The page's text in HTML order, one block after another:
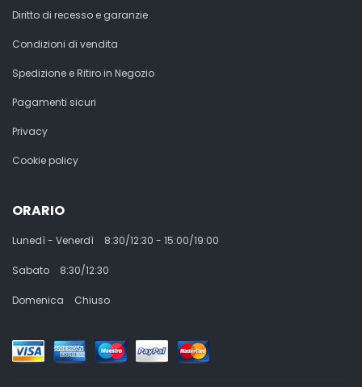
Diritto di recesso e garanzie
Condizioni di vendita
Spedizione e Ritiro in Negozio
Pagamenti sicuri
Privacy
Cookie policy
ORARIO
Lunedì - Venerdì 8:30/12:30 - 15:00/19:00
Sabato 8:30/12:30
Domenica Chiuso